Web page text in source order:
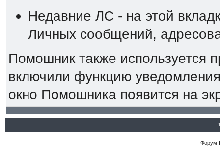
Недавние ЛС - на этой
Личных сообщений,
Помошник также используется
включили функцию
окно Помошника появится на
Форум